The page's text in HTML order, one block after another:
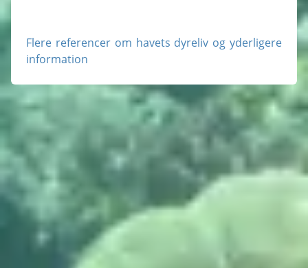
Flere referencer om havets dyreliv og yderligere
information